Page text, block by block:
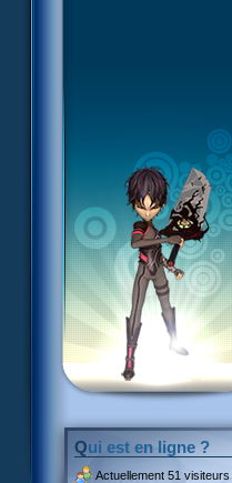
Qui est en ligne ?
Actuellement 51 visiteurs